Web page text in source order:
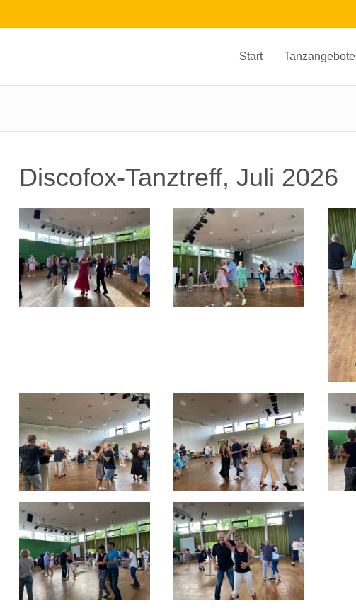
Start Tanzangebote
Discofox-Tanztreff, Juli 2026